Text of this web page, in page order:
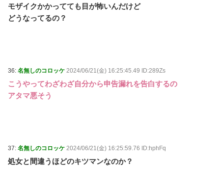
モザイクかかってても目が怖いんだけど
どうなってるの？
36: 名無しのコロッケ 2024/06/21(金) 16:25:45.49 ID:289Zs
こうやってわざわざ自分から申告漏れを告白するの
アタマ悪そう
37: 名無しのコロッケ 2024/06/21(金) 16:25:59.76 ID:hphFq
処女と間違うほどのキツマンなのか？